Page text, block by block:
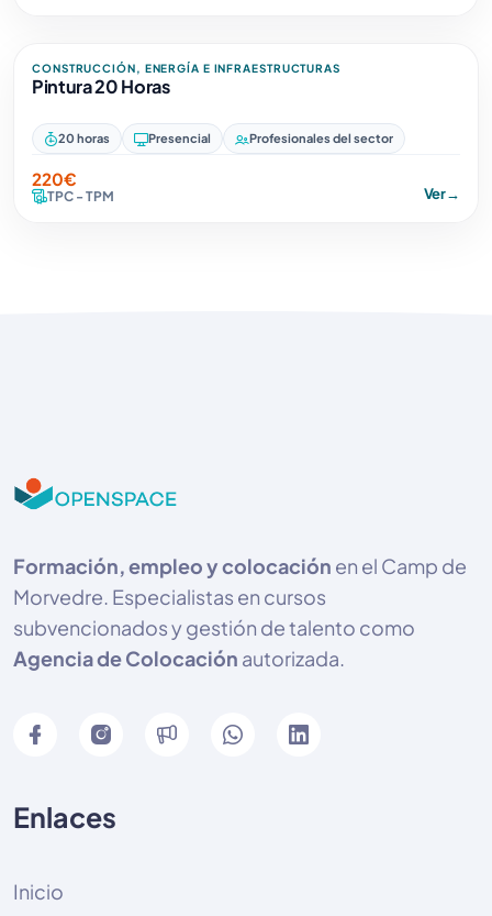
CONSTRUCCIÓN, ENERGÍA E INFRAESTRUCTURAS
Pintura 20 Horas
20 horas Presencial Profesionales del sector
220€
TPC - TPM Ver→
Formación, empleo y colocación en el Camp de
Morvedre. Especialistas en cursos
subvencionados y gestión de talento como
Agencia de Colocación autorizada.
Enlaces
Inicio